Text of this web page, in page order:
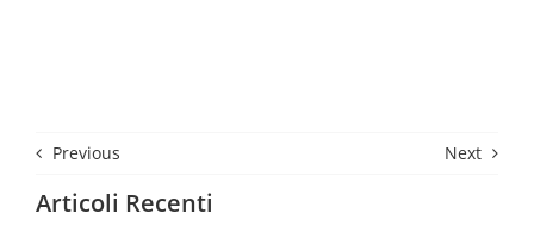
Previous Next
Articoli Recenti